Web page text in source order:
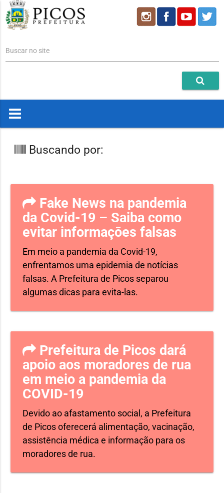
Buscar no site
Buscando por:
Fake News na pandemia
da Covid-19 – Saiba como
evitar informações falsas
Em meio a pandemia da Covid-19,
enfrentamos uma epidemia de notícias
falsas. A Prefeitura de Picos separou
algumas dicas para evita-las.
Prefeitura de Picos dará
apoio aos moradores de rua
em meio a pandemia da
COVID-19
Devido ao afastamento social, a Prefeitura
de Picos oferecerá alimentação, vacinação,
assistência médica e informação para os
moradores de rua.